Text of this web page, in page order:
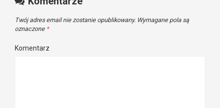
Twój adres email nie zostanie opublikowany. Wymagane pola są
oznaczone *
Komentarz